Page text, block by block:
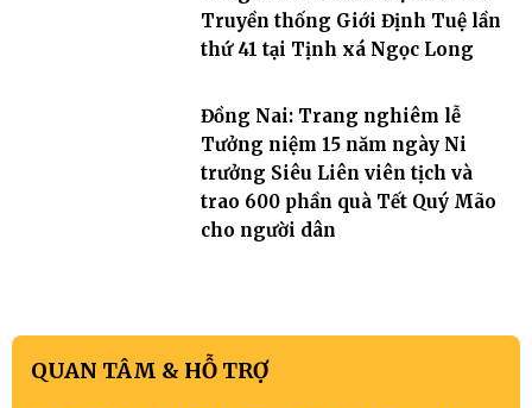
Truyền thống Giới Định Tuệ lần
thứ 41 tại Tịnh xá Ngọc Long
Đồng Nai: Trang nghiêm lễ
Tưởng niệm 15 năm ngày Ni
trưởng Siêu Liên viên tịch và
trao 600 phần quà Tết Quý Mão
cho người dân
QUAN TÂM & HỖ TRỢ